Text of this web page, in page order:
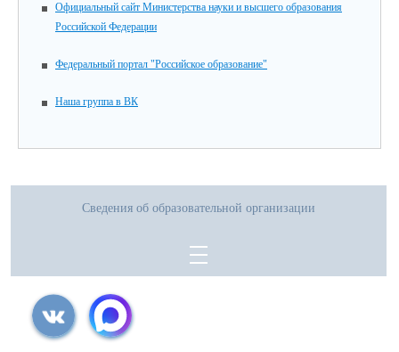
Официальный сайт Министерства науки и высшего образования
Российской Федерации
Федеральный портал "Российское образование"
Наша группа в ВК
Сведения об образовательной организации